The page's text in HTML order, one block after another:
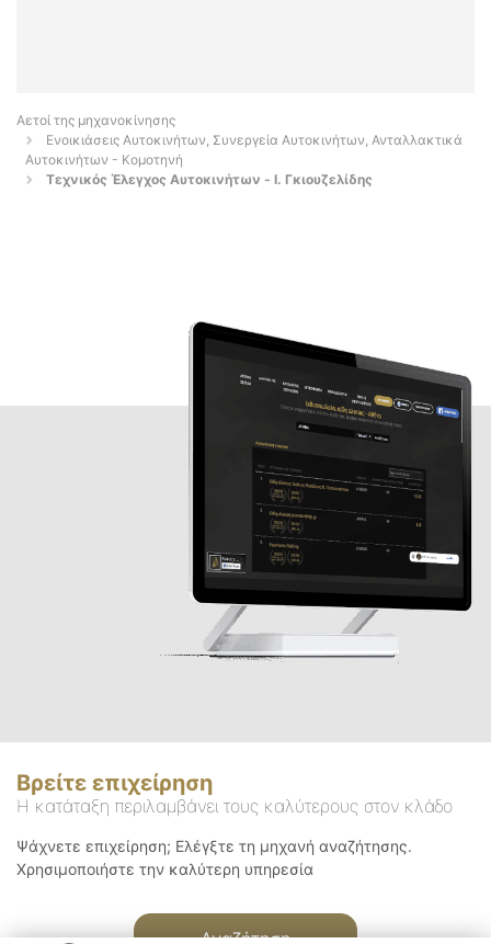
Αετοί της μηχανοκίνησης
Ενοικιάσεις Αυτοκινήτων, Συνεργεία Αυτοκινήτων, Ανταλλακτικά
Αυτοκινήτων - Κομοτηνή
Τεχνικός Έλεγχος Αυτοκινήτων - Ι. Γκιουζελίδης
Βρείτε επιχείρηση
Η κατάταξη περιλαμβάνει τους καλύτερους στον κλάδο
Ψάχνετε επιχείρηση; Ελέγξτε τη μηχανή αναζήτησης.
Χρησιμοποιήστε την καλύτερη υπηρεσία
Αναζήτηση